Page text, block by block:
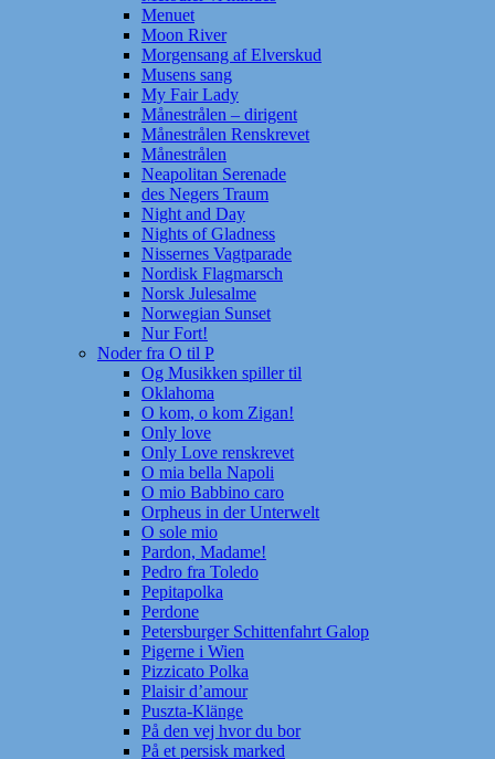
Menuet
Moon River
Morgensang af Elverskud
Musens sang
My Fair Lady
Månestrålen – dirigent
Månestrålen Renskrevet
Månestrålen
Neapolitan Serenade
des Negers Traum
Night and Day
Nights of Gladness
Nissernes Vagtparade
Nordisk Flagmarsch
Norsk Julesalme
Norwegian Sunset
Nur Fort!
Noder fra O til P
Og Musikken spiller til
Oklahoma
O kom, o kom Zigan!
Only love
Only Love renskrevet
O mia bella Napoli
O mio Babbino caro
Orpheus in der Unterwelt
O sole mio
Pardon, Madame!
Pedro fra Toledo
Pepitapolka
Perdone
Petersburger Schittenfahrt Galop
Pigerne i Wien
Pizzicato Polka
Plaisir d’amour
Puszta-Klänge
På den vej hvor du bor
På et persisk marked